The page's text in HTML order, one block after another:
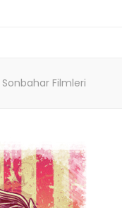
Filmleri